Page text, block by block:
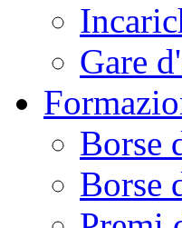
Gare
Borse
Borse